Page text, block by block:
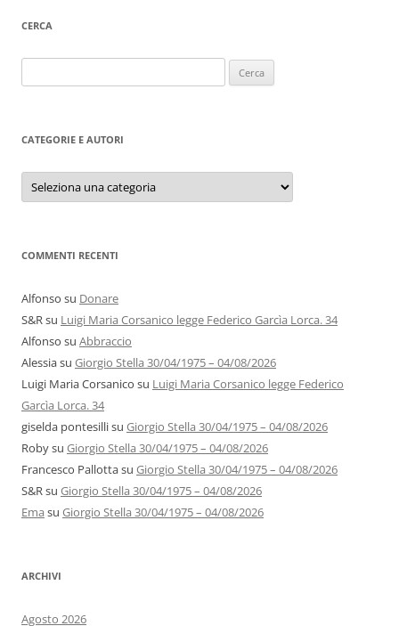
CERCA
per:
CATEGORIE E AUTORI
Categorie
autori
COMMENTI RECENTI
Alfonso su Donare
S&Rsu Luigi Maria Corsanico legge Federico Garcìa Lorca. 34
Alfonso su Abbraccio
Alessiasu Giorgio Stella 30/04/1975 – 04/08/2026
Luigi Maria Corsanico su Luigi Maria Corsanico legge Federico
Garcìa Lorca. 34
giselda pontesillisu Giorgio Stella 30/04/1975 – 04/08/2026
Robysu Giorgio Stella 30/04/1975 – 04/08/2026
Francesco Pallottasu Giorgio Stella 30/04/1975 – 04/08/2026
S&Rsu Giorgio Stella 30/04/1975 – 04/08/2026
Ema su Giorgio Stella 30/04/1975 – 04/08/2026
ARCHIVI
Agosto 2026